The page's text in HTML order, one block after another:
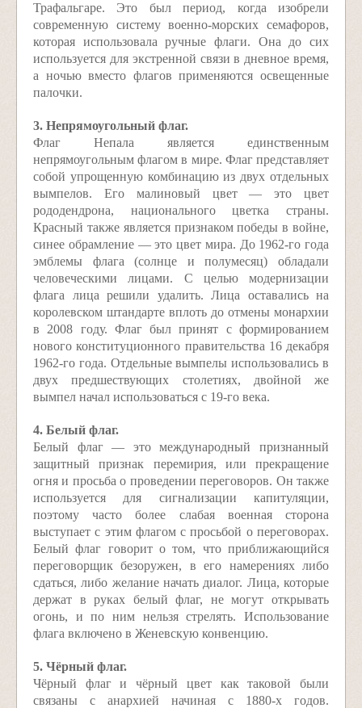
Трафальгаре. Это был период, когда изобрели
современную систему военно-морских семафоров,
которая использовала ручные флаги. Она до сих
используется для экстренной связи в дневное время,
а ночью вместо флагов применяются освещенные
палочки.
3. Непрямоугольный флаг.
Флаг Непала является единственным
непрямоугольным флагом в мире. Флаг представляет
собой упрощенную комбинацию из двух отдельных
вымпелов. Его малиновый цвет — это цвет
рододендрона, национального цветка страны.
Красный также является признаком победы в войне,
синее обрамление — это цвет мира. До 1962-го года
эмблемы флага (солнце и полумесяц) обладали
человеческими лицами. С целью модернизации
флага лица решили удалить. Лица оставались на
королевском штандарте вплоть до отмены монархии
в 2008 году. Флаг был принят с формированием
нового конституционного правительства 16 декабря
1962-го года. Отдельные вымпелы использовались в
двух предшествующих столетиях, двойной же
вымпел начал использоваться с 19-го века.
4. Белый флаг.
Белый флаг — это международный признанный
защитный признак перемирия, или прекращение
огня и просьба о проведении переговоров. Он также
используется для сигнализации капитуляции,
поэтому часто более слабая военная сторона
выступает с этим флагом с просьбой о переговорах.
Белый флаг говорит о том, что приближающийся
переговорщик безоружен, в его намерениях либо
сдаться, либо желание начать диалог. Лица, которые
держат в руках белый флаг, не могут открывать
огонь, и по ним нельзя стрелять. Использование
флага включено в Женевскую конвенцию.
5. Чёрный флаг.
Чёрный флаг и чёрный цвет как таковой были
связаны с анархией начиная с 1880-х годов.